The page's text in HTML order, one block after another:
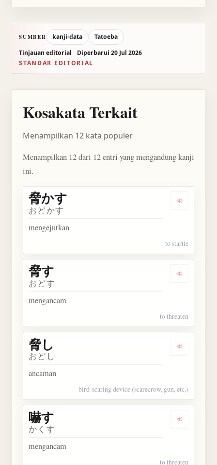
SUMBER kanji-data
Tatoeba
Tinjauan editorial
Diperbarui 20 Jul 2026
STANDAR EDITORIAL
Kosakata Terkait
Menampilkan 12 kata populer
Menampilkan 12 dari 12 entri yang mengandung kanji
ini.
Dengarkan
脅かす
おどかす
mengejutkan
to startle
Dengarkan
脅す
おどす
mengancam
to threaten
Dengarkan
脅し
おどし
ancaman
bird-scaring device (scarecrow, gun, etc.)
Dengarkan
嚇す
かくす
mengancam
to threaten